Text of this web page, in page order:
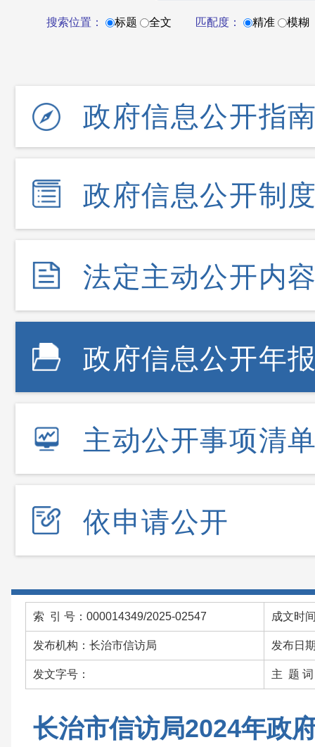
搜索位置： 标题 全文 匹配度： 精准 模糊
政府信息公开指
政府信息公开制
法定主动公开内
政府信息公开年
主动公开事项清
依申请公开
索 引 号：000014349/2025-02547 成文时
发布机构：长治市信访局 发布日
发文字号： 主 题 词
长治市信访局2024年政